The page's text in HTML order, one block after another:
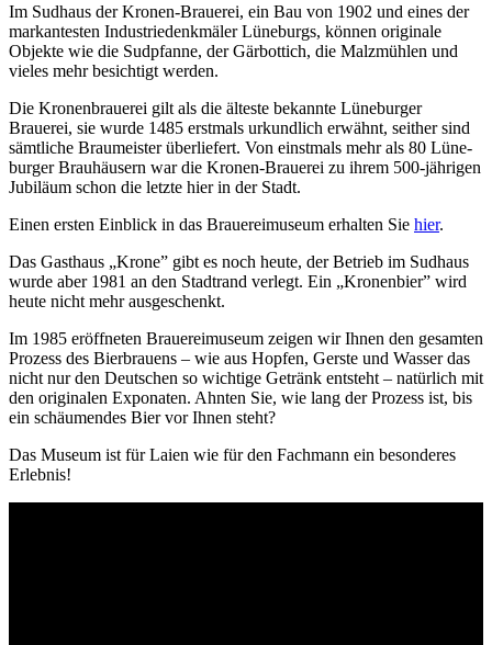
Im Sud­haus der Kronen-Brauerei, ein Bau von 1902 und eines der
markan­testen Industrie­denk­mäler Lüne­burgs, können originale
Objekte wie die Sudpfanne, der Gär­bottich, die Malz­mühlen und
vieles mehr besichtigt werden.
Die Kronen­brauerei gilt als die älteste bekannte Lüne­burger
Brauerei, sie wurde 1485 erst­mals urkund­lich erwähnt, seither sind
sämt­liche Brau­meister über­liefert. Von einst­mals mehr als 80 Lüne­
burger Brauhäusern war die Kronen-Brauerei zu ihrem 500-jährigen
Jubi­läum schon die letzte hier in der Stadt.
Einen ersten Einblick in das Brauereimuseum erhalten Sie hier.
Das Gasthaus „Krone” gibt es noch heute, der Betrieb im Sud­haus
wurde aber 1981 an den Stadt­rand verlegt. Ein „Kronenbier” wird
heute nicht mehr ausge­schenkt.
Im 1985 eröff­neten Brauerei­museum zeigen wir Ihnen den gesamten
Prozess des Bier­brauens – wie aus Hopfen, Gerste und Wasser das
nicht nur den Deut­schen so wichtige Getränk entsteht – natür­lich mit
den origi­nalen Expo­naten. Ahnten Sie, wie lang der Prozess ist, bis
ein schäumen­des Bier vor Ihnen steht?
Das Museum ist für Laien wie für den Fach­mann ein beson­deres
Erlebnis!